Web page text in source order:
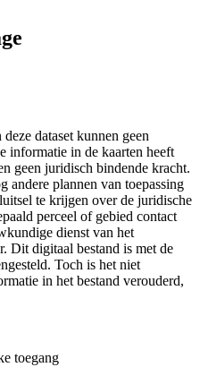
dataset kunnen geen
informatie in de kaarten heeft
geen juridisch bindende kracht.
andere plannen van toepassing
te krijgen over de juridische
perceel of gebied contact
dienst van het
Dit digitaal bestand is met de
Toch is het niet
in het bestand verouderd,
toegang